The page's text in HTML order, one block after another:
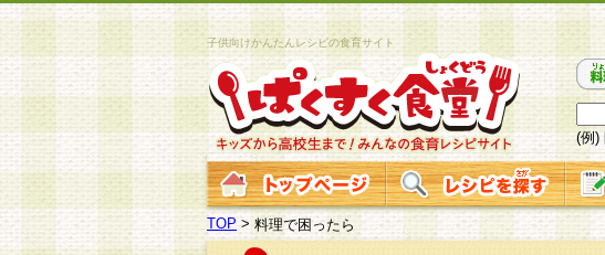
子供向けかんたんレシピの食育サイト
(例
TOP > 料理で困ったら